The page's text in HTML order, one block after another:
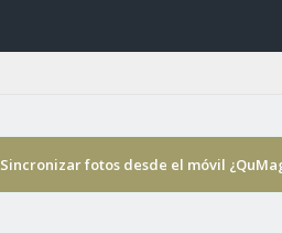
Sincronizar fotos desde el móvil